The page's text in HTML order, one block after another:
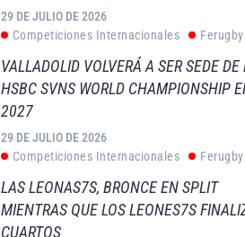
29 DE JULIO DE 2026
Competiciones Internacionales
Ferugby
VALLADOLID VOLVERÁ A SER SEDE DE
HSBC SVNS WORLD CHAMPIONSHIP
2027
29 DE JULIO DE 2026
Competiciones Internacionales
Ferugby
LAS LEONAS7S, BRONCE EN SPLIT
MIENTRAS QUE LOS LEONES7S
CUARTOS